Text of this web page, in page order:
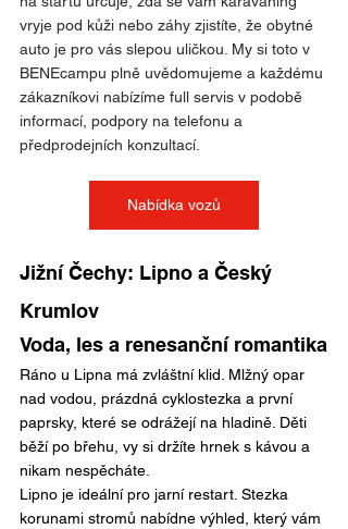
vryje pod kůži nebo záhy zjistíte, že obytné
auto je pro vás slepou uličkou. My si toto v
BENEcampu plně uvědomujeme a každému
zákazníkovi nabízíme full servis v podobě
informací, podpory na telefonu a
předprodejních konzultací.
Nabídka vozů
Jižní Čechy: Lipno a Český
Krumlov
Voda, les a renesanční romantika
Ráno u Lipna má zvláštní klid. Mlžný opar
nad vodou, prázdná cyklostezka a první
paprsky, které se odrážejí na hladině. Děti
běží po břehu, vy si držíte hrnek s kávou a
nikam nespěcháte.
Lipno je ideální pro jarní restart. Stezka
korunami stromů nabídne výhled, který vám